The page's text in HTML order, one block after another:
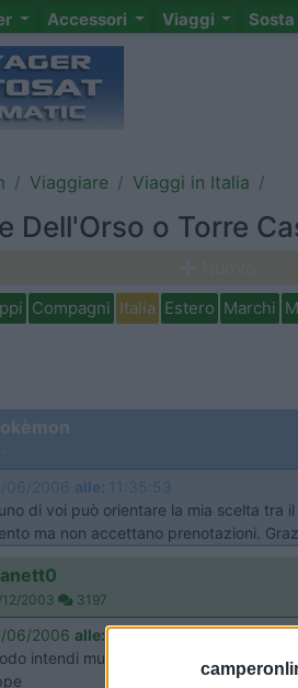
Accessori Viaggi Sosta
Viaggiare Viaggi in Italia
Dell'Orso o Torre
Compagni Italia Estero Marchi
06/2006 alle: 11:35:53
di voi può orientare la mia scelta
ma non accettano prenotazioni.
2003 3197
06/2006 alle:10:04:38
intendi muoverti? E' fondamentale